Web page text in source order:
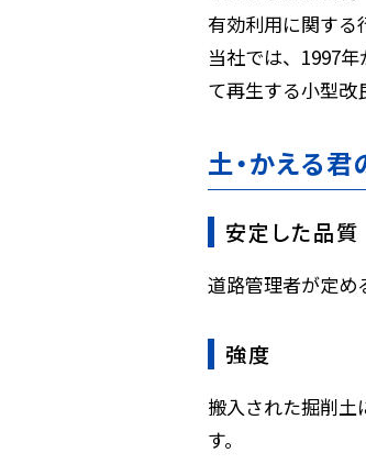
有効利用に関する
当社では、1997
て再生する小型改
土・かえる
安定した品質
道路管理者が定め
強度
搬入された掘削土
す。